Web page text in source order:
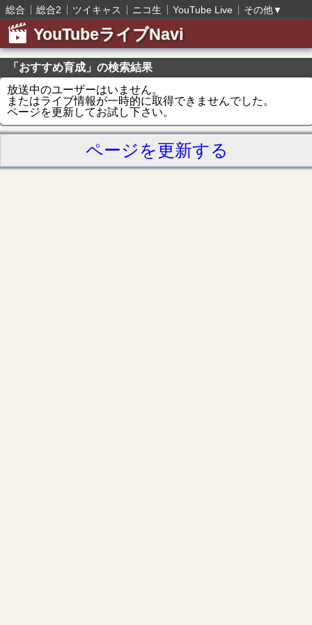
総合 総合2 ツイキャス ニコ生 YouTube Live その他▼
YouTubeライブNavi
「おすすめ育成」の検索結果
放送中のユーザーはいません。
またはライブ情報が一時的に取得できませんでした。
ページを更新してお試し下さい。
ページを更新する